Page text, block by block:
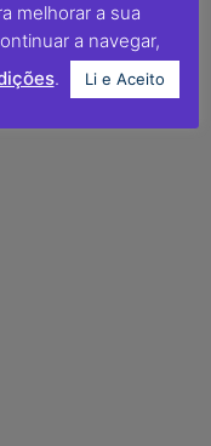
melhorar a sua
a navegar,
. Li e Aceito